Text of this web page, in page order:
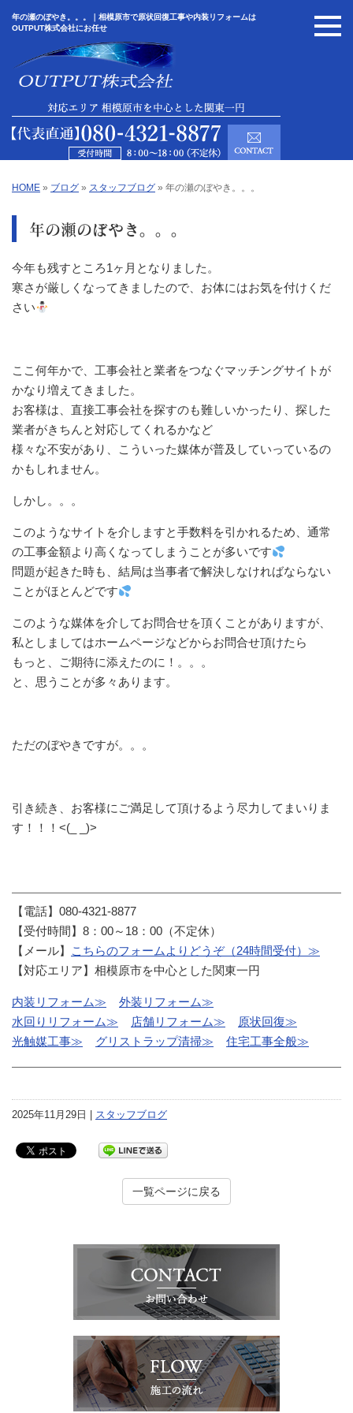
年の瀬のぼやき。。。｜相模原市で原状回復工事や内装リフォームは
OUTPUT株式会社にお任せ
HOME » ブログ » スタッフブログ » 年の瀬のぼやき。。。
年の瀬のぼやき。。。
今年も残すところ1ヶ月となりました。
寒さが厳しくなってきましたので、お体にはお気を付けくだ
さい
ここ何年かで、工事会社と業者をつなぐマッチングサイトが
かなり増えてきました。
お客様は、直接工事会社を探すのも難しいかったり、探した
業者がきちんと対応してくれるかなど
様々な不安があり、こういった媒体が普及していっているの
かもしれません。
しかし。。。
このようなサイトを介しますと手数料を引かれるため、通常
の工事金額より高くなってしまうことが多いです
問題が起きた時も、結局は当事者で解決しなければならない
ことがほとんどです
このような媒体を介してお問合せを頂くことがありますが、
私としましてはホームページなどからお問合せ頂けたら
もっと、ご期待に添えたのに！。。。
と、思うことが多々あります。
ただのぼやきですが。。。
引き続き、お客様にご満足して頂けるよう尽力してまいりま
す！！！<(_ _)>
【電話】080-4321-8877
【受付時間】8：00～18：00（不定休）
【メール】
こちらのフォームよりどうぞ（24時間受付）≫
【対応エリア】相模原市を中心とした関東一円
内装リフォーム≫
外装リフォーム≫
水回りリフォーム≫
店舗リフォーム≫
原状回復≫
光触媒工事≫
グリストラップ清掃≫ 住宅工事全般≫
2025年11月29日 | スタッフブログ
一覧ページに戻る